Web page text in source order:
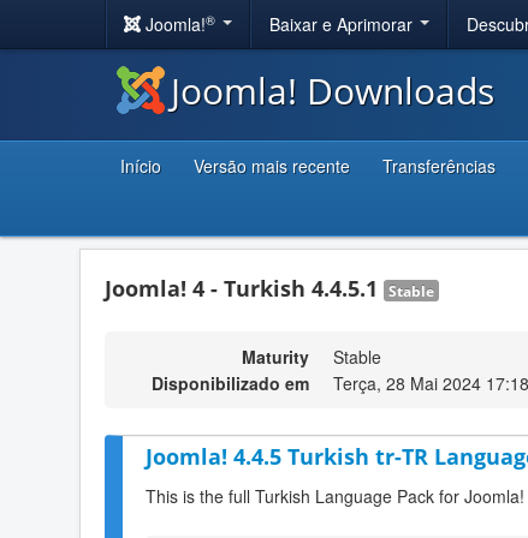
Joomla!® Baixar e Aprimorar
Joomla! Downloads
Início Versão mais recente Transferências
Joomla! 4 - Turkish 4.4.5.1 Stable
Maturity
Stable
Disponibilizado em
Terça, 28 Mai 2024 17:18
Joomla! 4.4.5 Turkish tr-TR
This is the full Turkish Language Pack for